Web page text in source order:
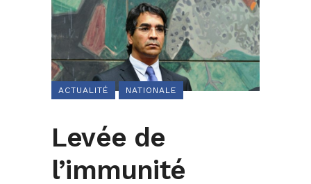
ACTUALITÉ NATIONALE
Levée de
l’immunité